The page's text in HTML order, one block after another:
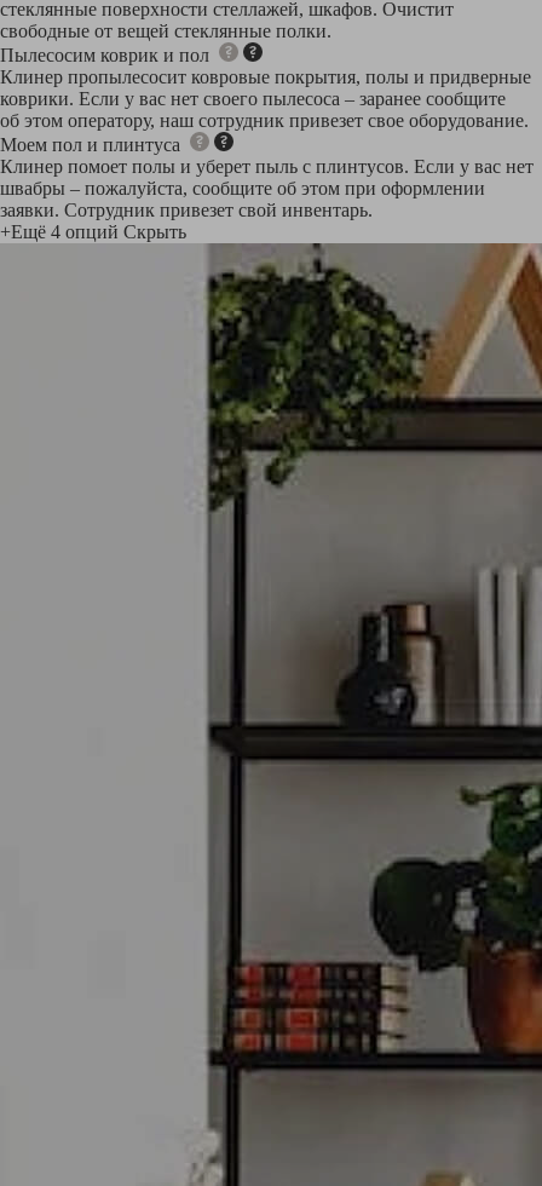
стеклянные поверхности стеллажей, шкафов. Очистит
свободные от вещей стеклянные полки.
Пылесосим коврик и пол
Клинер пропылесосит ковровые покрытия, полы и придверные
коврики. Если у вас нет своего пылесоса – заранее сообщите
об этом оператору, наш сотрудник привезет свое оборудование.
Моем пол и плинтуса
Клинер помоет полы и уберет пыль с плинтусов. Если у вас нет
швабры – пожалуйста, сообщите об этом при оформлении
заявки. Сотрудник привезет свой инвентарь.
+Ещё 4 опций Скрыть